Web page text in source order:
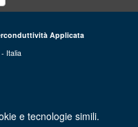
Applicata
Italia
e tecnologie simili.